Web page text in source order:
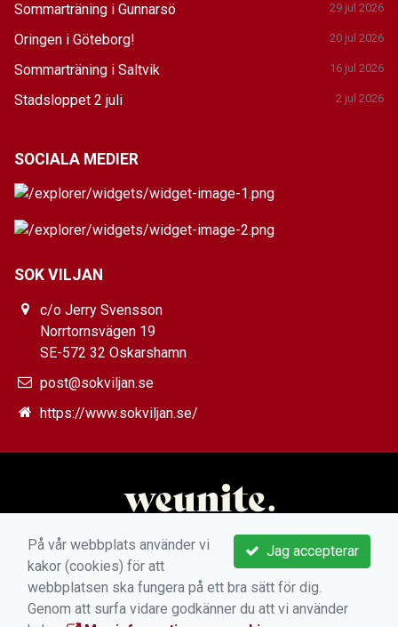
Sommarträning i Gunnarsö 29 jul 2026
Oringen i Göteborg! 20 jul 2026
Sommarträning i Saltvik 16 jul 2026
Stadsloppet 2 juli 2 jul 2026
SOCIALA MEDIER
SOK VILJAN
c/o Jerry Svensson
Norrtornsvägen 19
SE-572 32 Oskarshamn
post@sokviljan.se
https://www.sokviljan.se/
Jag accepterar
På vår webbplats använder vi
kakor (cookies) för att
webbplatsen ska fungera på ett bra sätt för dig.
Genom att surfa vidare godkänner du att vi använder